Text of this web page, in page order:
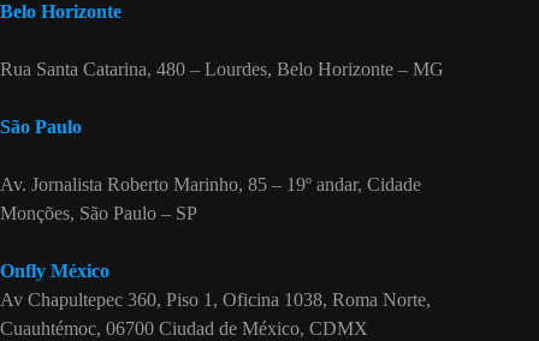
Belo Horizonte
Rua Santa Catarina, 480 – Lourdes, Belo Horizonte – MG
São Paulo
Av. Jornalista Roberto Marinho, 85 – 19º andar, Cidade
Monções, São Paulo – SP
Onfly México
Av Chapultepec 360, Piso 1, Oficina 1038, Roma Norte,
Cuauhtémoc, 06700 Ciudad de México, CDMX